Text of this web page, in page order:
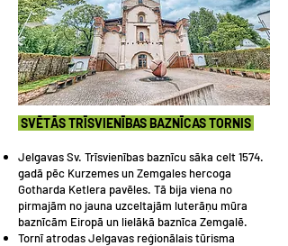
SVĒTĀS TRĪSVIENĪBAS BAZNĪCAS TORNIS
Jelgavas Sv. Trīsvienības baznīcu sāka celt 1574.
gadā pēc Kurzemes un Zemgales hercoga
Gotharda Ketlera pavēles. Tā bija viena no
pirmajām no jauna uzceltajām luterāņu mūra
baznīcām Eiropā un lielākā baznīca Zemgalē.
Tornī atrodas Jelgavas reģionālais tūrisma